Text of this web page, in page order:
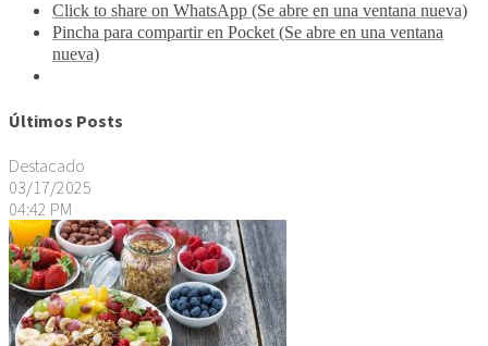
Click to share on WhatsApp (Se abre en una ventana nueva)
Pincha para compartir en Pocket (Se abre en una ventana
nueva)
Últimos Posts
Destacado
03/17/2025
04:42 PM